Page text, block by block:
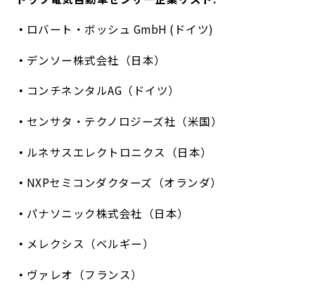
ロバート・ボッシュ GmbH (ドイツ)
デンソー株式会社（日本）
コンチネンタルAG（ドイツ）
センサタ・テクノロジーズ社（米国）
ルネサスエレクトロニクス（日本）
NXPセミコンダクターズ（オランダ）
パナソニック株式会社（日本）
メレクシス（ベルギー）
ヴァレオ（フランス）